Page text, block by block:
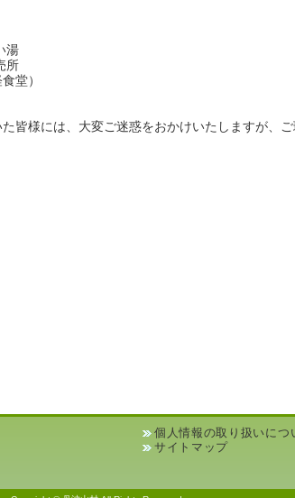
湯
所
堂）
皆様には、大変ご迷惑をおかけいたしますが、
個人情報の取り扱いにつ
サイトマップ